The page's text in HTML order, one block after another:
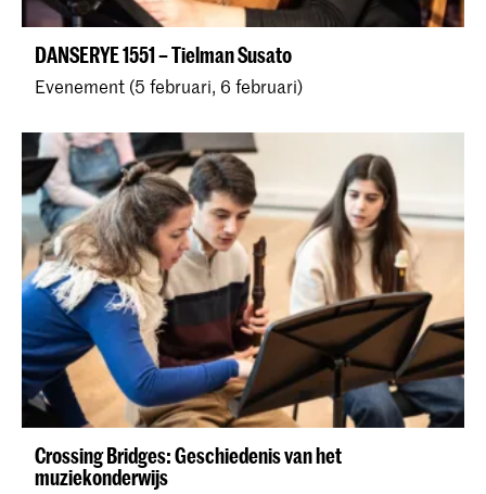
DANSERYE 1551 – Tielman Susato
Evenement (5 februari, 6 februari)
Crossing Bridges: Geschiedenis van het
muziekonderwijs